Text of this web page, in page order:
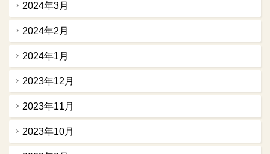
2024年3月
2024年2月
2024年1月
2023年12月
2023年11月
2023年10月